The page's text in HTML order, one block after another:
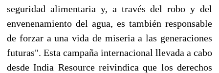
seguridad alimentaria y, a través del robo y del
envenenamiento del agua, es también responsable
de forzar a una vida de miseria a las generaciones
futuras". Esta campaña internacional llevada a cabo
desde India Resource reivindica que los derechos